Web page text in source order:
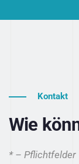
Kontakt
Wie
* – Pflichtfelder